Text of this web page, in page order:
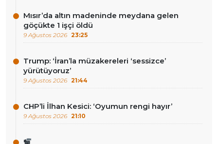
Mısır’da altın madeninde meydana gelen
göçükte 1 işçi öldü
9 Ağustos 2026 23:25
Trump: ‘İran’la müzakereleri ‘sessizce’
yürütüyoruz’
9 Ağustos 2026 21:44
CHP’li İlhan Kesici: ‘Oyumun rengi hayır’
9 Ağustos 2026 21:10